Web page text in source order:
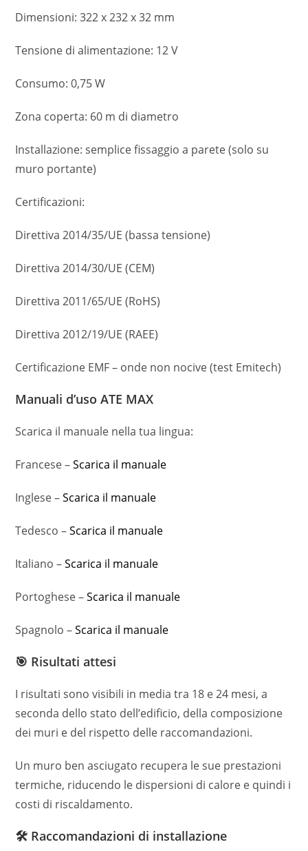
Dimensioni: 322 x 232 x 32 mm
Tensione di alimentazione: 12 V
Consumo: 0,75 W
Zona coperta: 60 m di diametro
Installazione: semplice fissaggio a parete (solo su
muro portante)
Certificazioni:
Direttiva 2014/35/UE (bassa tensione)
Direttiva 2014/30/UE (CEM)
Direttiva 2011/65/UE (RoHS)
Direttiva 2012/19/UE (RAEE)
Certificazione EMF – onde non nocive (test Emitech)
Manuali d’uso ATE MAX
Scarica il manuale nella tua lingua:
Francese –Scarica il manuale
Inglese –Scarica il manuale
Tedesco –Scarica il manuale
Italiano –Scarica il manuale
Portoghese –Scarica il manuale
Spagnolo –Scarica il manuale
🎯 Risultati attesi
I risultati sono visibili in media tra 18 e 24 mesi, a
seconda dello stato dell’edificio, della composizione
dei muri e del rispetto delle raccomandazioni.
Un muro ben asciugato recupera le sue prestazioni
termiche, riducendo le dispersioni di calore e quindi i
costi di riscaldamento.
🛠️ Raccomandazioni di installazione